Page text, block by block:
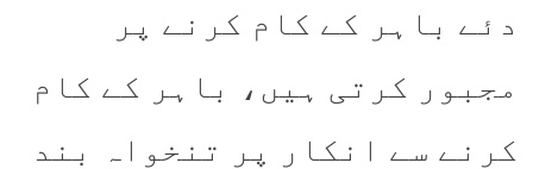
دئے باہر کے کام کرنے پر
مجبور کرتی ہیں، باہر کے کام
کرنے سے انکار پر تنخواہ بند